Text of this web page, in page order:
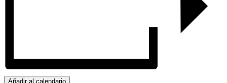
Añadir al calendario